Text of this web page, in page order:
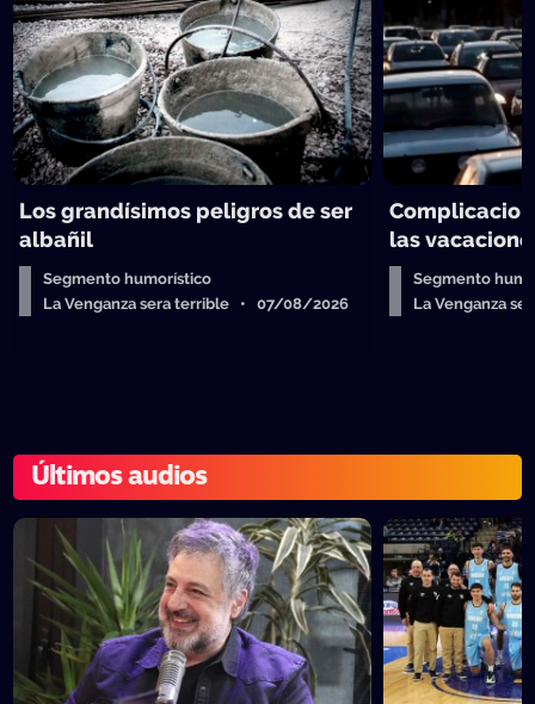
Los grandísimos peligros de ser
albañil
Segmento humorístico
La Venganza sera terrible • 07/08/2026
las
Segmento
La Venganza
Últimos audios